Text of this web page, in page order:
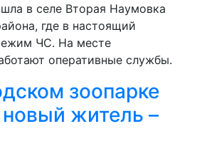
в селе Вторая Наумовка
где в настоящий
ЧС. На месте
оперативные службы.
зоопарке
житель –